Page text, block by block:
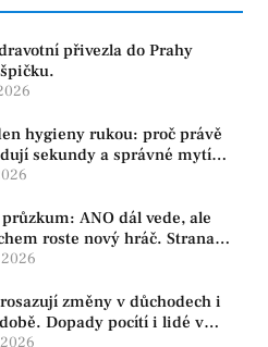
přivezla do Prahy
hygieny rukou: proč právě
sekundy a správné mytí
ANO dál vede, ale
roste nový hráč. Strana
nejvýš mezi menšími
změny v důchodech i
Dopady pocítí i lidé v